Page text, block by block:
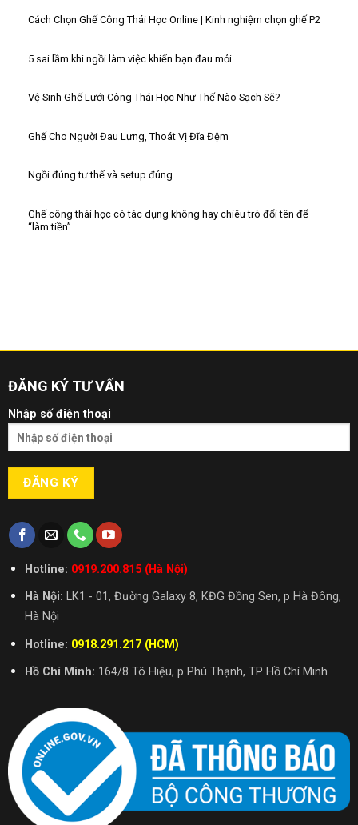
Cách Chọn Ghế Công Thái Học Online | Kinh nghiệm chọn ghế P2
5 sai lầm khi ngồi làm việc khiến bạn đau mỏi
Vệ Sinh Ghế Lưới Công Thái Học Như Thế Nào Sạch Sẽ?
Ghế Cho Người Đau Lưng, Thoát Vị Đĩa Đệm
Ngồi đúng tư thế và setup đúng
Ghế công thái học có tác dụng không hay chiêu trò đổi tên để
“làm tiền”
ĐĂNG KÝ TƯ VẤN
Nhập số điện thoại
Hotline: 0919.200.815 (Hà Nội)
Hà Nội: LK1 - 01, Đường Galaxy 8, KĐG Đồng Sen, p Hà Đông,
Hà Nội
Hotline: 0918.291.217 (HCM)
Hồ Chí Minh: 164/8 Tô Hiệu, p Phú Thạnh, TP Hồ Chí Minh